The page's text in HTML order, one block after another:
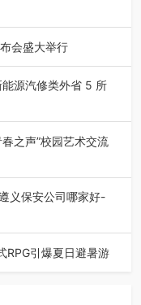
事务厅指导，贵阳
会盛大举行
极放心装”新品发布
源汽修类外省 5 所
分数段考生可选择
之声”校园艺术交流
·青春之声”校园管
义保安公司哪家好-
管理、建筑工地施
RPG引爆夏日避暑游